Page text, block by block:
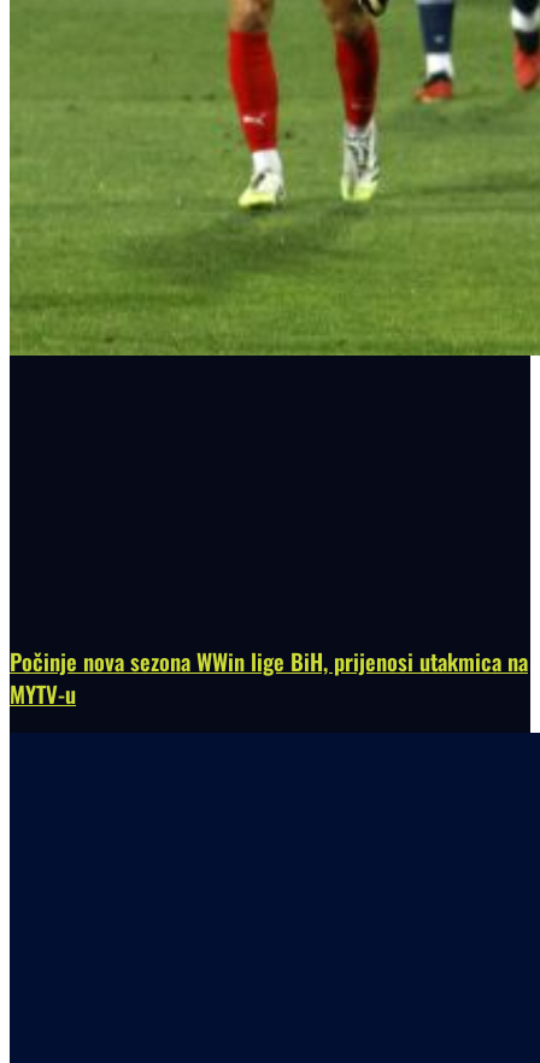
Počinje nova sezona WWin lige BiH, prijenosi utakmica na
MYTV-u